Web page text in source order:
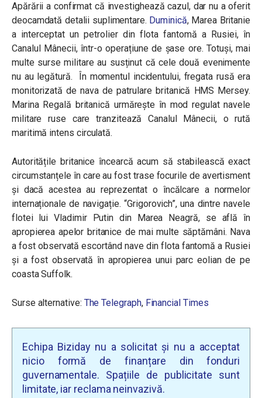
Apărării a confirmat că investighează cazul, dar nu a oferit
deocamdată detalii suplimentare. Duminică, Marea Britanie
a interceptat un petrolier din flota fantomă a Rusiei, în
Canalul Mânecii, într-o operațiune de șase ore. Totuși, mai
multe surse militare au susținut că cele două evenimente
nu au legătură. În momentul incidentului, fregata rusă era
monitorizată de nava de patrulare britanică HMS Mersey.
Marina Regală britanică urmărește în mod regulat navele
militare ruse care tranzitează Canalul Mânecii, o rută
maritimă intens circulată.
Autoritățile britanice încearcă acum să stabilească exact
circumstanțele în care au fost trase focurile de avertisment
și dacă acestea au reprezentat o încălcare a normelor
internaționale de navigație. “Grigorovich”, una dintre navele
flotei lui Vladimir Putin din Marea Neagră, se află în
apropierea apelor britanice de mai multe săptămâni. Nava
a fost observată escortând nave din flota fantomă a Rusiei
și a fost observată în apropierea unui parc eolian de pe
coasta Suffolk.
Surse alternative: The Telegraph, Financial Times
Echipa Biziday nu a solicitat și nu a acceptat
nicio formă de finanțare din fonduri
guvernamentale. Spațiile de publicitate sunt
limitate, iar reclama neinvazivă.